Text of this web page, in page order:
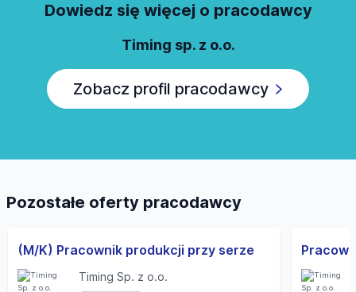
Dowiedz się więcej o pracodawcy
Timing sp. z o.o.
Zobacz profil pracodawcy
Pozostałe oferty pracodawcy
(M/K) Pracownik produkcji przy serze
Timing Sp. z o.o.